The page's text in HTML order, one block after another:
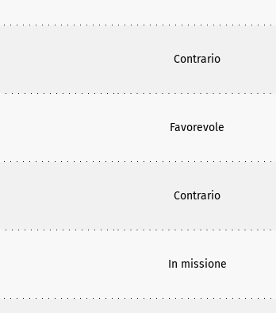
Contrario
Favorevole
Contrario
In missione